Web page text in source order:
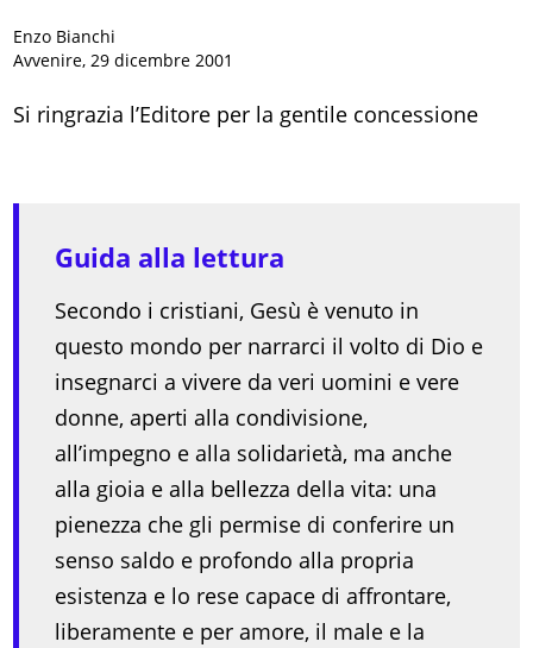
Enzo Bianchi
Avvenire, 29 dicembre 2001
Si ringrazia l’Editore per la gentile concessione
Guida alla lettura
Secondo i cristiani, Gesù è venuto in
questo mondo per narrarci il volto di Dio e
insegnarci a vivere da veri uomini e vere
donne, aperti alla condivisione,
all’impegno e alla solidarietà, ma anche
alla gioia e alla bellezza della vita: una
pienezza che gli permise di conferire un
senso saldo e profondo alla propria
esistenza e lo rese capace di affrontare,
liberamente e per amore, il male e la